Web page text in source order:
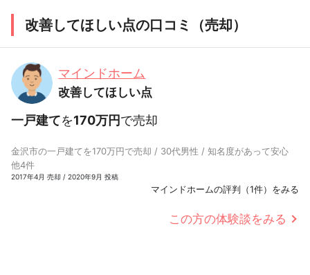
改善してほしい点の口コミ（売却）
マインドホーム
改善してほしい点
一戸建てを170万円で売却
金沢市の一戸建てを170万円で売却 / 30代男性 / 知名度があって安心
他4件
2017年4月 売却 / 2020年9月 投稿
マインドホームの評判（1件）をみる
この方の体験談をみる